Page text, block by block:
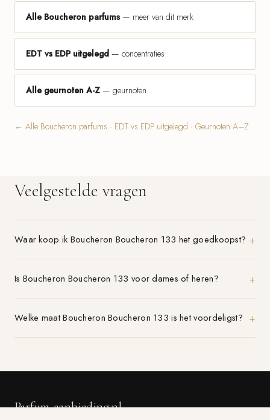
Alle Boucheron parfums — meer van dit merk
EDT vs EDP uitgelegd — concentraties
Alle geurnoten A-Z — geurnoten
← Alle Boucheron parfums · EDT vs EDP uitgelegd · Geurnoten A–Z
Veelgestelde vragen
Waar koop ik Boucheron Boucheron 133 het goedkoopst?
Is Boucheron Boucheron 133 voor dames of heren?
Welke maat Boucheron Boucheron 133 is het voordeligst?
Parfum-aanbieding.nl